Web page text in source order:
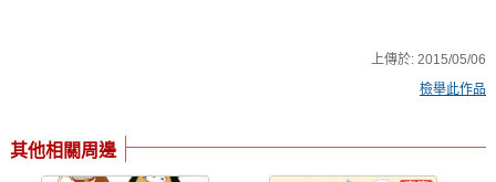
上傳於:2015/05/06
檢舉此作品
其他相關周邊